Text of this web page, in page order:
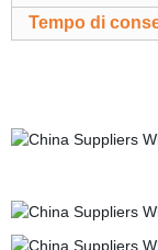
Tempo di